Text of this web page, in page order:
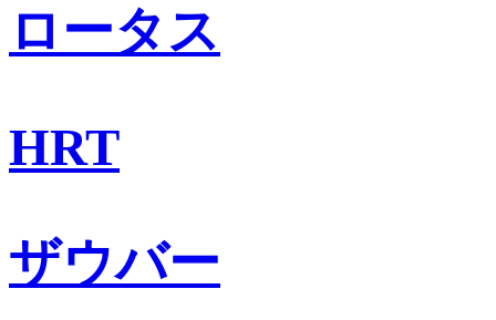
ロータス
HRT
ザウバー